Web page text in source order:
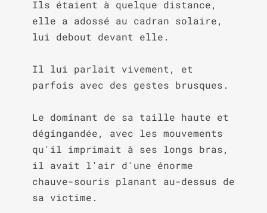
Ils étaient à quelque distance,
elle a adossé au cadran solaire,
lui debout devant elle.
Il lui parlait vivement, et
parfois avec des gestes brusques.
Le dominant de sa taille haute et
dégingandée, avec les mouvements
qu'il imprimait à ses longs bras,
il avait l'air d'une énorme
chauve-souris planant au-dessus de
sa victime.